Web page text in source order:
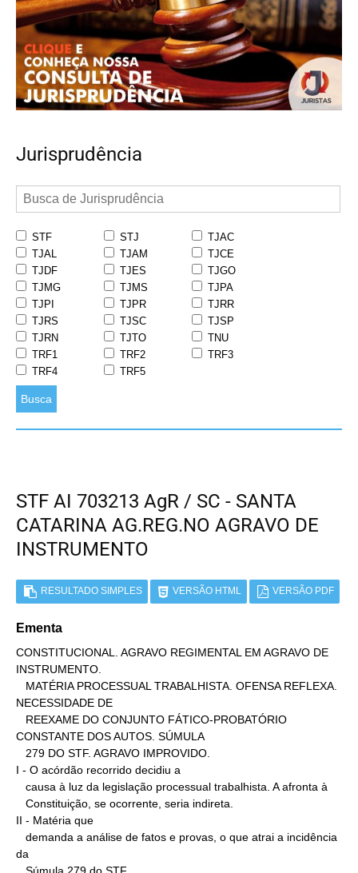
Jurisprudência
STF STJ
TJAC
TJAL
TJAM
TJCE
TJDF
TJES
TJGO
TJMG
TJMS
TJPA
TJPI
TJPR
TJRR
TJRS
TJSC
TJSP
TJRN
TJTO
TNU
TRF1
TRF2
TRF3
TRF4
TRF5
Busca
STF AI 703213 AgR / SC - SANTA
CATARINA AG.REG.NO AGRAVO DE
INSTRUMENTO
RESULTADO SIMPLES VERSÃO HTML VERSÃO PDF
Ementa
CONSTITUCIONAL. AGRAVO REGIMENTAL EM AGRAVO DE
INSTRUMENTO.
NECESSIDADE DE
CONSTANTE DOS AUTOS. SÚMULA
I - O acórdão recorrido decidiu a
II - Matéria que
da